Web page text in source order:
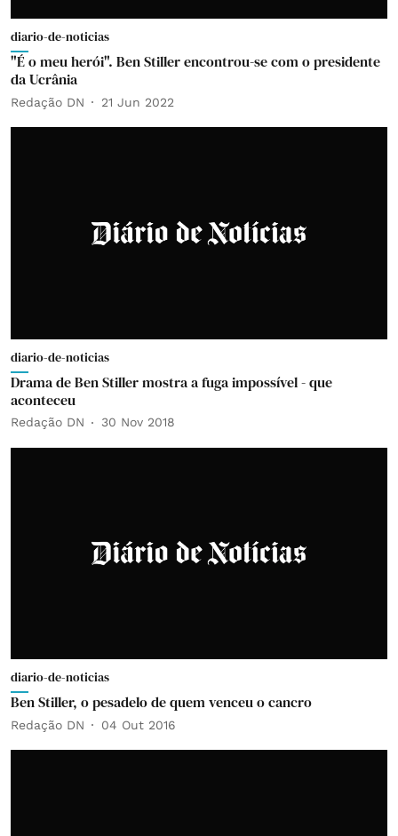
diario-de-noticias
"É o meu herói". Ben Stiller encontrou-se com o presidente
da Ucrânia
Redação DN 21 Jun 2022
diario-de-noticias
Drama de Ben Stiller mostra a fuga impossível - que
aconteceu
Redação DN 30 Nov 2018
diario-de-noticias
Ben Stiller, o pesadelo de quem venceu o cancro
Redação DN 04 Out 2016